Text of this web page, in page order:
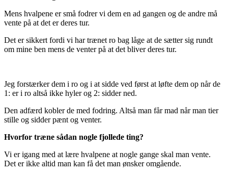
Mens hvalpene er små fodrer vi dem en ad gangen og de andre må
vente på at det er deres tur.
Det er sikkert fordi vi har trænet ro bag låge at de sætter sig rundt
om mine ben mens de venter på at det bliver deres tur.
Jeg forstærker dem i ro og i at sidde ved først at løfte dem op når de
1: er i ro altså ikke hyler og 2: sidder ned.
Den adfærd kobler de med fodring. Altså man får mad når man tier
stille og sidder pænt og venter.
Hvorfor træne sådan nogle fjollede ting?
Vi er igang med at lære hvalpene at nogle gange skal man vente.
Det er ikke altid man kan få det man ønsker omgående.